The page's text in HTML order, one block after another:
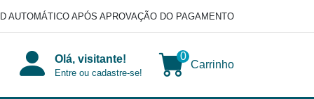
AUTOMÁTICO APÓS APROVAÇÃO DO PAGAMENTO
Olá, visitante!
Entre ou cadastre-se!
0
Carrinho